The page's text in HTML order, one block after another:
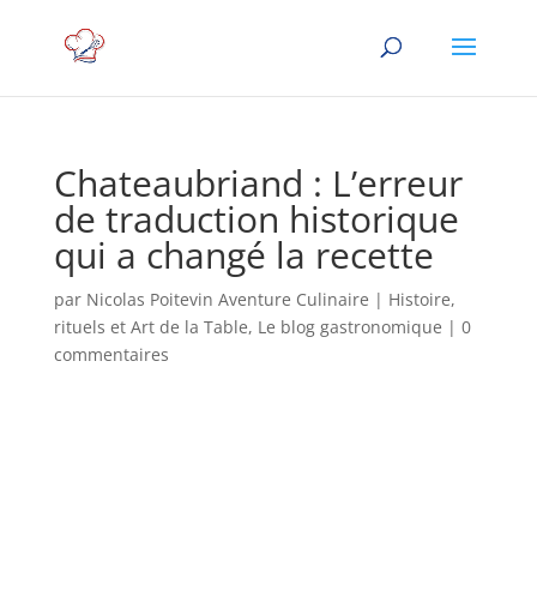
Chateaubriand : L’erreur
de traduction historique
qui a changé la recette
par Nicolas Poitevin Aventure Culinaire | Histoire,
rituels et Art de la Table, Le blog gastronomique | 0
commentaires